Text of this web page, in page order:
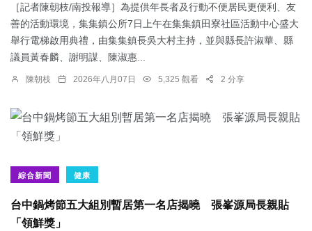
［記者陳朝枝/南投報導］為提供年長者及行動不便居民更便利、友
善的活動環境，集集鎮公所7日上午在集集鎮田寮社區活動中心盛大
舉行電梯啟用典禮，由集集鎮長吳大村主持，並與縣長許淑華、縣
議員黃春麟、謝明謀、陳淑惠...
陳朝枝 2026年八月07日 5,325 觀看 2 分享
綜合新聞 健康
台中鍋烤節五大組別暫居第一名店揭曉 張峯源局長親貼
「領鮮獎」